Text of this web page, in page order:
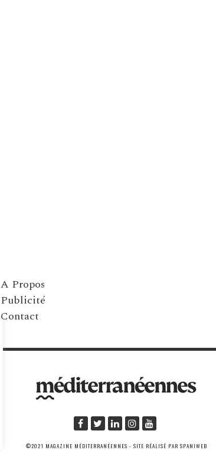
A Propos
Publicité
Contact
©2021 MAGAZINE MÉDITERRANÉENNES - SITE RÉALISÉ PAR SPANIWEB